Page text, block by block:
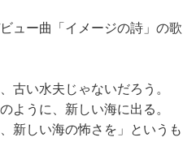
ュー曲「イメージの詩」の歌
古い水夫じゃないだろう。
ように、新しい海に出る。
新しい海の怖さを」というも